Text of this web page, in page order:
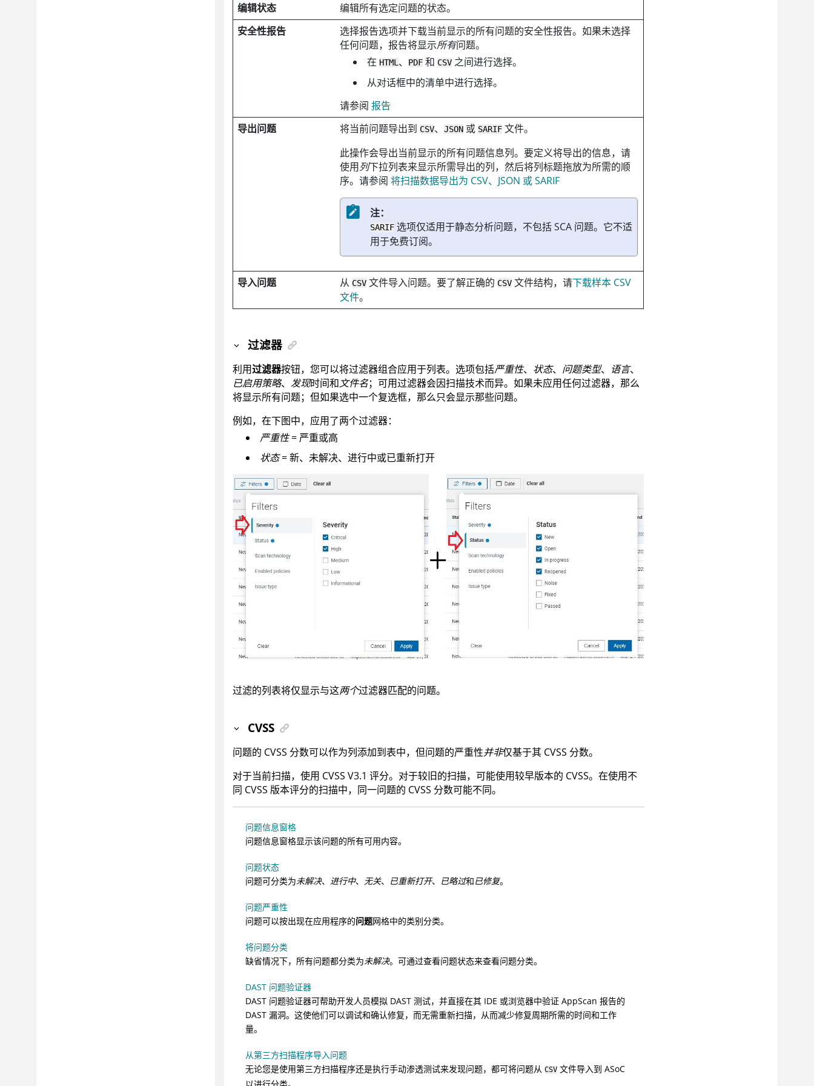
编辑状态
编辑所有选定问题的状态。
安全性报告
选择报告选项并下载当前显示的所有问题的安全性报告。如果未选择
任何问题，报告将显示所有问题。
在HTML 、 PDF 和 CSV 之间进行选择。
从对话框中的清单中进行选择。
请参阅报告
导出问题
将当前问题导出到 CSV、JSON 或 SARIF 文件。
此操作会导出当前显示的所有问题信息列。要定义将导出的信息，请
使用列下拉列表来显示所需导出的列，然后将列标题拖放为所需的顺
序。请参阅将扫描数据导出为 CSV、JSON 或 SARIF
注：
SARIF 选项仅适用于静态分析问题，不包括 SCA 问题。它不适
用于免费订阅。
导入问题 从 CSV 文件导入问题。要了解正确的 CSV 文件结构，请下载样本 CSV
文件。
过滤器
利用过滤器按钮，您可以将过滤器组合应用于列表。选项包括严重性、 状态、 问题类型、 语言、
已启用策略、 发现时间和文件名；可用过滤器会因扫描技术而异。如果未应用任何过滤器，那么
将显示所有问题；但如果选中一个复选框，那么只会显示那些问题。
例如，在下图中，应用了两个过滤器：
严重性= 严重或高
状态= 新、未解决、进行中或已重新打开
过滤的列表将仅显示与这两个过滤器匹配的问题。
CVSS
问题的 CVSS 分数可以作为列添加到表中，但问题的严重性并非仅基于其 CVSS 分数。
对于当前扫描，使用 CVSS V3.1 评分。对于较旧的扫描，可能使用较早版本的 CVSS。在使用不
同 CVSS 版本评分的扫描中，同一问题的 CVSS 分数可能不同。
问题信息窗格
问题信息窗格显示该问题的所有可用内容。
问题状态
问题可分类为未解决、 进行中、 无关、 已重新打开、 已略过和已修复。
问题严重性
问题可以按出现在应用程序的问题网格中的类别分类。
将问题分类
缺省情况下，所有问题都分类为未解决。可通过查看问题状态来查看问题分类。
DAST 问题验证器
DAST 问题验证器可帮助开发人员模拟 DAST 测试，并直接在其 IDE 或浏览器中验证 AppScan 报告的
DAST 漏洞。这使他们可以调试和确认修复，而无需重新扫描，从而减少修复周期所需的时间和工作
量。
从第三方扫描程序导入问题
无论您是使用第三方扫描程序还是执行手动渗透测试来发现问题，都可将问题从 CSV文件导入到 ASoC